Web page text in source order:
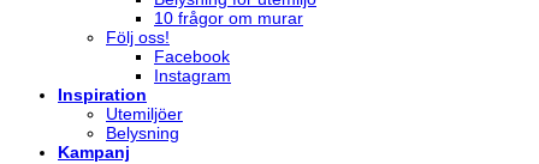
10 frågor om murar
Följ oss!
Facebook
Instagram
Inspiration
Utemiljöer
Belysning
Kampanj